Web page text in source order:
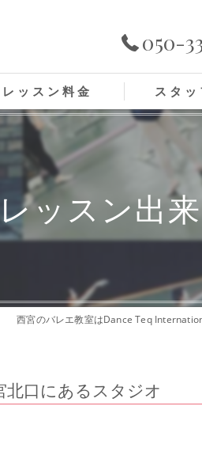
050-
レッスン料金 スタッ
ッスン出
西宮のバレエ教室はDance Teq
口にあるスタジオ